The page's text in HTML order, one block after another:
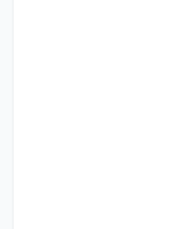
ممکن